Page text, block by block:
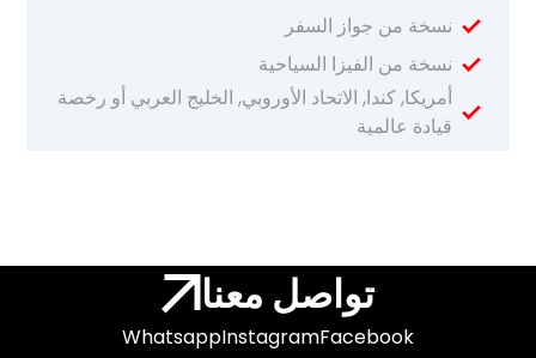
نسخة من جواز السفر
نسخة من الفيزا السياحية
أمريكا, كندا, الاتحاد الأوروبي, الخليج العربي أو رخصة
قيادة عالمية
تواصل معنا
Facebook
Instagram
Whatsapp